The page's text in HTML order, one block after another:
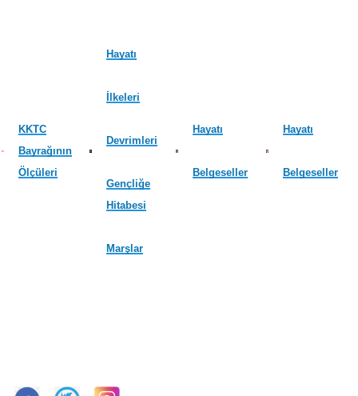
KKTC
Bayrağının
Ölçüleri
Hayatı
İlkeleri
Devrimleri
Gençliğe
Hitabesi
Marşlar
Hayatı
Belgeseller
Hayatı
Belgeseller